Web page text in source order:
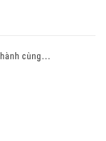
hành cùng…